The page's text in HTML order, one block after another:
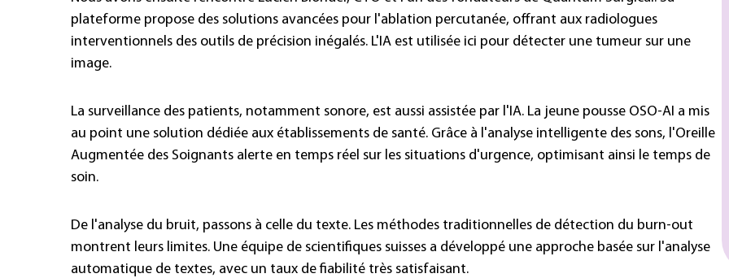
plateforme propose des solutions avancées pour l'ablation percutanée, offrant aux radiologues
interventionnels des outils de précision inégalés. L'IA est utilisée ici pour détecter une tumeur sur une
image.
La surveillance des patients, notamment sonore, est aussi assistée par l'IA. La jeune pousse OSO-AI a mis
au point une solution dédiée aux établissements de santé. Grâce à l'analyse intelligente des sons, l'Oreille
Augmentée des Soignants alerte en temps réel sur les situations d'urgence, optimisant ainsi le temps de
soin.
De l'analyse du bruit, passons à celle du texte. Les méthodes traditionnelles de détection du burn-out
montrent leurs limites. Une équipe de scientifiques suisses a développé une approche basée sur l'analyse
automatique de textes, avec un taux de fiabilité très satisfaisant.